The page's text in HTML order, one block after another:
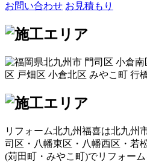
お問い合わせ お見積もり
リフォーム北九州福喜は北九州
司区 ・ 八幡東区 ・ 八幡西区 ・ 若
(苅田町 ・ みやこ町)でリフォーム